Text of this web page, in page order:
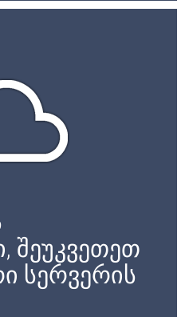
შეუკვეთეთ
სერვერის